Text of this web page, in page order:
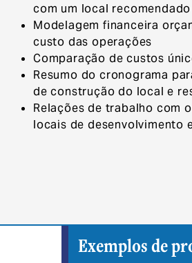
com um local recomendado
Modelagem financeira
custo das operações
Comparação de custos
Resumo do cronograma
de construção do local e
Relações de trabalho com
locais de desenvolvimento
Exemplos de